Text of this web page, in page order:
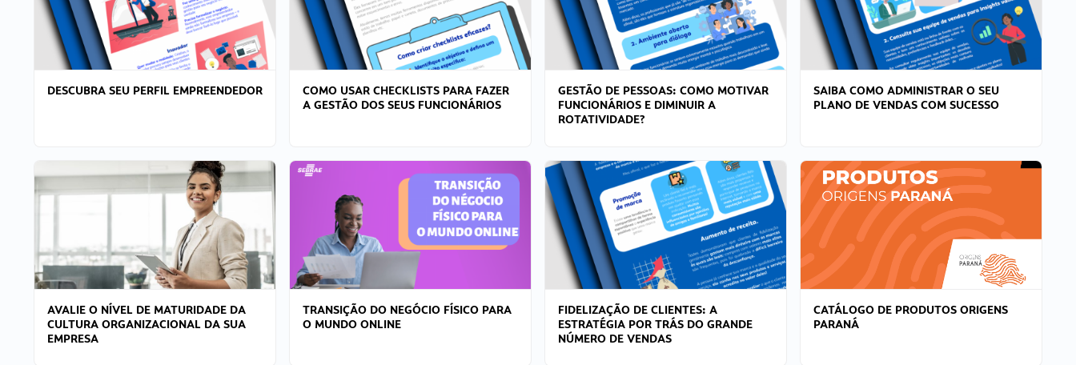
DESCUBRA SEU PERFIL EMPREENDEDOR
COMO USAR CHECKLISTS PARA FAZER
A GESTÃO DOS SEUS FUNCIONÁRIOS
GESTÃO DE PESSOAS: COMO MOTIVAR
FUNCIONÁRIOS E DIMINUIR A
ROTATIVIDADE?
SAIBA COMO ADMINISTRAR O SEU
PLANO DE VENDAS COM SUCESSO
AVALIE O NÍVEL DE MATURIDADE DA
CULTURA ORGANIZACIONAL DA SUA
EMPRESA
TRANSIÇÃO DO NEGÓCIO FÍSICO PARA
O MUNDO ONLINE
FIDELIZAÇÃO DE CLIENTES: A
ESTRATÉGIA POR TRÁS DO GRANDE
NÚMERO DE VENDAS
CATÁLOGO DE PRODUTOS ORIGENS
PARANÁ